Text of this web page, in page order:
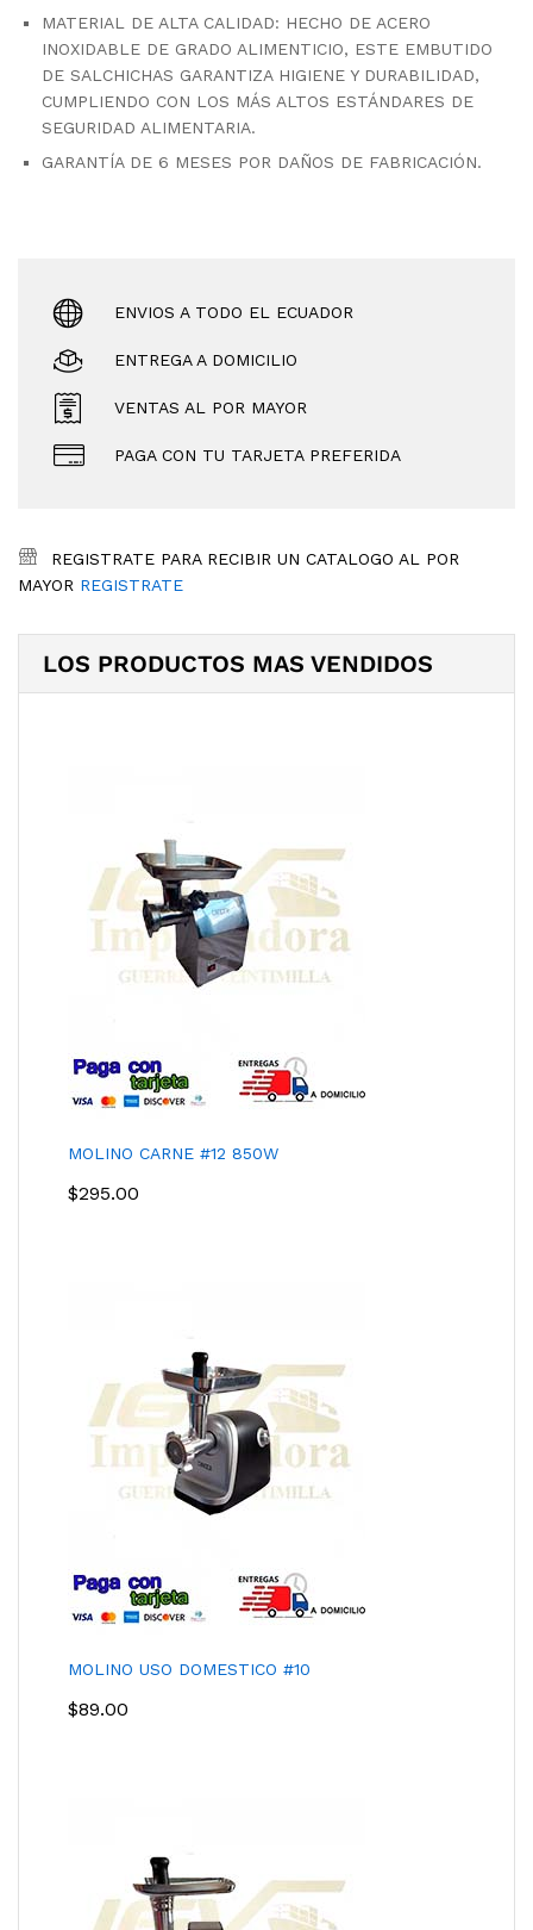
MATERIAL DE ALTA CALIDAD: HECHO DE ACERO
INOXIDABLE DE GRADO ALIMENTICIO, ESTE EMBUTIDO
DE SALCHICHAS GARANTIZA HIGIENE Y DURABILIDAD,
CUMPLIENDO CON LOS MÁS ALTOS ESTÁNDARES DE
SEGURIDAD ALIMENTARIA.
GARANTÍA DE 6 MESES POR DAÑOS DE FABRICACIÓN.
ENVIOS A TODO EL ECUADOR
ENTREGA A DOMICILIO
VENTAS AL POR MAYOR
PAGA CON TU TARJETA PREFERIDA
REGISTRATE PARA RECIBIR UN CATALOGO AL POR
MAYOR REGISTRATE
LOS PRODUCTOS MAS VENDIDOS
MOLINO CARNE #12 850W
$295.00
MOLINO USO DOMESTICO #10
$89.00